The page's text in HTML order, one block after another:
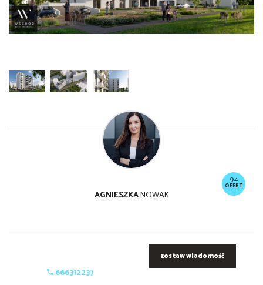
94
OFERT
AGNIESZKANOWAK
666312237
zostaw wiadomość